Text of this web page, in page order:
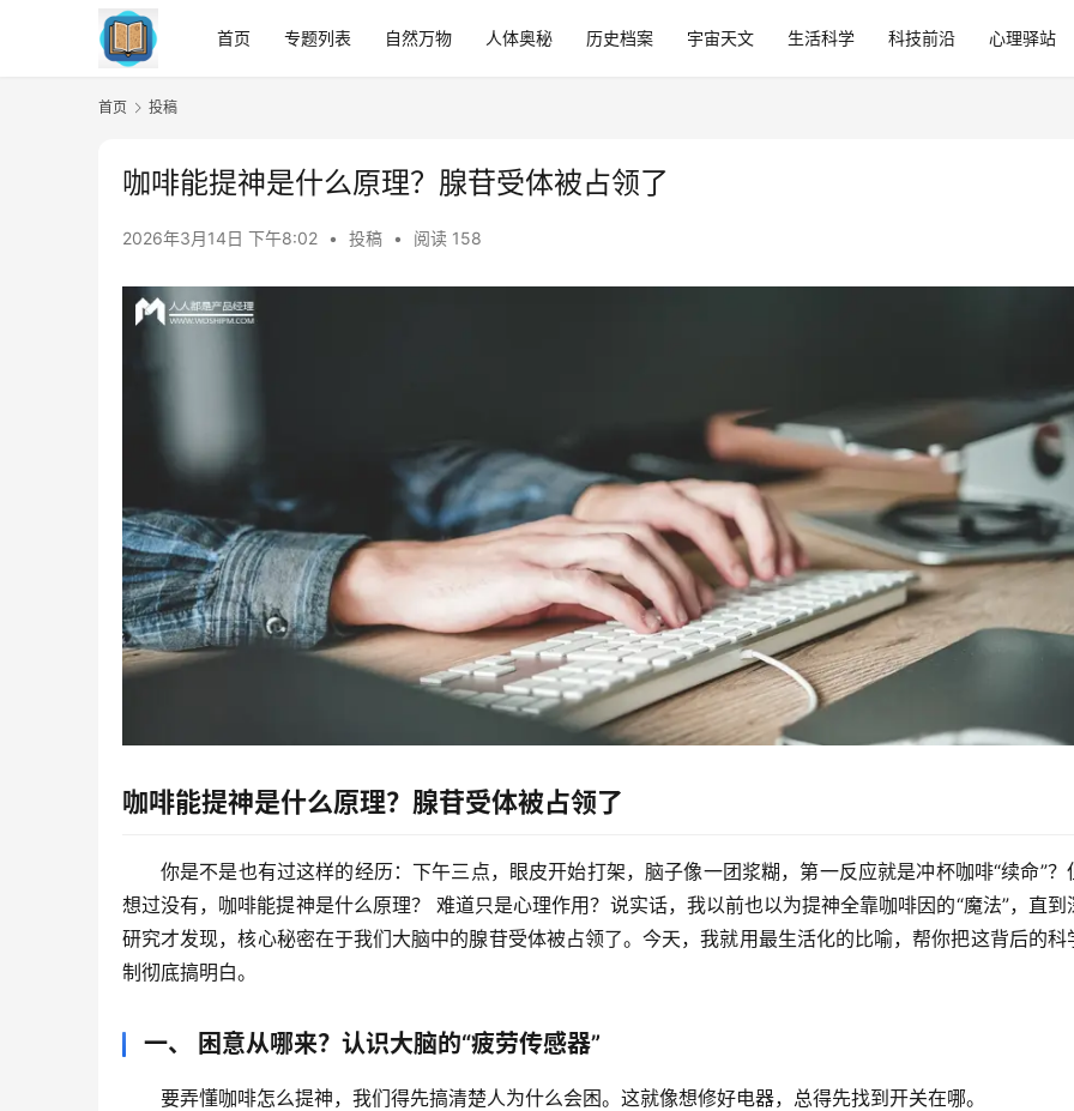
首页 专题列表 自然万物 人体奥秘 历史档案 宇宙天文 生活科学 科技前沿 心理驿站
首页 投稿
咖啡能提神是什么原理？腺苷受体被占领了
2026年3月14日 下午8:02 • 投稿 • 阅读 158
咖啡能提神是什么原理？腺苷受体被占领了
你是不是也有过这样的经历：下午三点，眼皮开始打架，脑子像一团浆糊，第一反应就是冲杯咖啡“续命”？
想过没有， 咖啡能提神是什么原理？
难道只是心理作用？说实话，我以前也以为提神全靠咖啡因的“魔法”，直到
研究才发现，核心秘密在于我们大脑中的腺苷受体被占领了。今天，我就用最生活化的比喻，帮你把这背后的科
制彻底搞明白。
一、 困意从哪来？认识大脑的“疲劳传感器”
要弄懂咖啡怎么提神，我们得先搞清楚人为什么会困。这就像想修好电器，总得先找到开关在哪。